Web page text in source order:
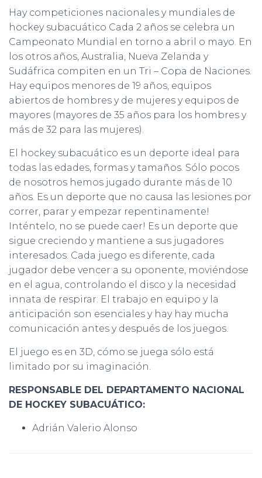
Hay competiciones nacionales y mundiales de
hockey subacuático Cada 2 años se celebra un
Campeonato Mundial en torno a abril o mayo. En
los otros años, Australia, Nueva Zelanda y
Sudáfrica compiten en un Tri – Copa de Naciones.
Hay equipos menores de 19 años, equipos
abiertos de hombres y de mujeres y equipos de
mayores (mayores de 35 años para los hombres y
más de 32 para las mujeres).
El hockey subacuático es un deporte ideal para
todas las edades, formas y tamaños. Sólo pocos
de nosotros hemos jugado durante más de 10
años. Es un deporte que no causa las lesiones por
correr, parar y empezar repentinamente!
Inténtelo, no se puede caer! Es un deporte que
sigue creciendo y mantiene a sus jugadores
interesados. Cada juego es diferente, cada
jugador debe vencer a su oponente, moviéndose
en el agua, controlando el disco y la necesidad
innata de respirar. El trabajo en equipo y la
anticipación son esenciales y hay hay mucha
comunicación antes y después de los juegos.
El juego es en 3D, cómo se juega sólo está
limitado por su imaginación.
RESPONSABLE DEL DEPARTAMENTO NACIONAL
DE HOCKEY SUBACUÁTICO:
Adrián Valerio Alonso